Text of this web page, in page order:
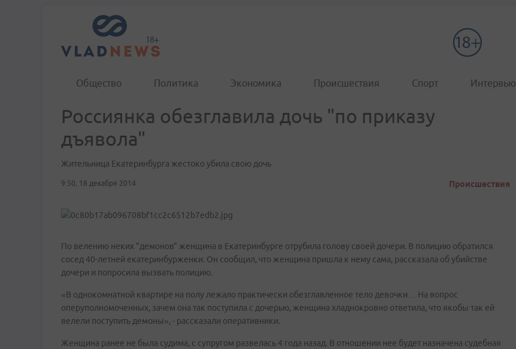
Общество Политика Экономика Происшествия Спорт Интервью
Россиянка обезглавила дочь "по приказу
дъявола"
Жительница Екатеринбурга жестоко убила свою дочь
9:50, 18 декабря 2014 Происшествия
По велению неких "демонов" женщина в Екатеринбурге отрубила голову своей дочери. В полицию обратился
сосед 40-летней екатеринбурженки. Он сообщил, что женщина пришла к нему сама, рассказала об убийстве
дочери и попросила вызвать полицию.
«В однокомнатной квартире на полу лежало практически обезглавленное тело девочки… На вопрос
оперуполномоченных, зачем она так поступила с дочерью, женщина хладнокровно ответила, что якобы так ей
велели поступить демоны», - рассказали оперативники.
Женщина ранее не была судима, с супругом развелась 4 года назад. В отношении нее будет назначена судебная